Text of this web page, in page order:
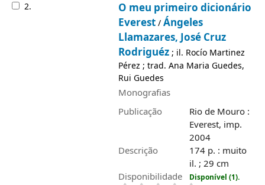
2.
O meu primeiro dicionário
Everest/Ángeles
Llamazares, José Cruz
Rodriguéz; il. Rocío Martinez
Pérez ; trad. Ana Maria Guedes,
Rui Guedes
Monografias
Publicação
Rio de Mouro :
Everest, imp.
2004
Descrição
174 p. : muito
il. ; 29 cm
Disponibilidade
Disponível (1).